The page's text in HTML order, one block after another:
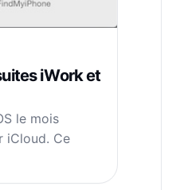
iWork et
le mois
iCloud. Ce